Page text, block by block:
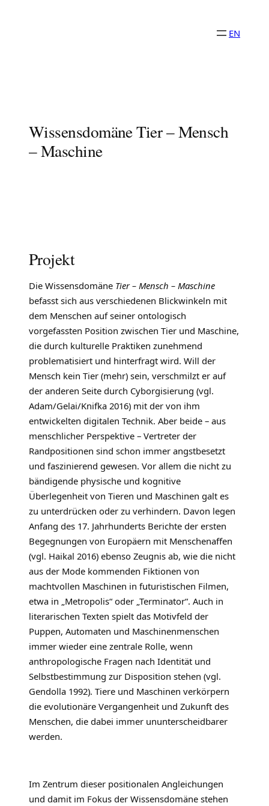
EN
Wissensdomäne Tier – Mensch
– Maschine
Projekt
Die Wissensdomäne Tier – Mensch – Maschine
befasst sich aus verschiedenen Blickwinkeln mit
dem Menschen auf seiner ontologisch
vorgefassten Position zwischen Tier und Maschine,
die durch kulturelle Praktiken zunehmend
problematisiert und hinterfragt wird. Will der
Mensch kein Tier (mehr) sein, verschmilzt er auf
der anderen Seite durch Cyborgisierung (vgl.
Adam/Gelai/Knifka 2016) mit der von ihm
entwickelten digitalen Technik. Aber beide – aus
menschlicher Perspektive – Vertreter der
Randpositionen sind schon immer angstbesetzt
und faszinierend gewesen. Vor allem die nicht zu
bändigende physische und kognitive
Überlegenheit von Tieren und Maschinen galt es
zu unterdrücken oder zu verhindern. Davon legen
Anfang des 17. Jahrhunderts Berichte der ersten
Begegnungen von Europäern mit Menschenaffen
(vgl. Haikal 2016) ebenso Zeugnis ab, wie die nicht
aus der Mode kommenden Fiktionen von
machtvollen Maschinen in futuristischen Filmen,
etwa in „Metropolis“ oder „Terminator“. Auch in
literarischen Texten spielt das Motivfeld der
Puppen, Automaten und Maschinenmenschen
immer wieder eine zentrale Rolle, wenn
anthropologische Fragen nach Identität und
Selbstbestimmung zur Disposition stehen (vgl.
Gendolla 1992). Tiere und Maschinen verkörpern
die evolutionäre Vergangenheit und Zukunft des
Menschen, die dabei immer ununter­scheidbarer
werden.
Im Zentrum dieser positionalen Angleichungen
und damit im Fokus der Wissensdomäne stehen